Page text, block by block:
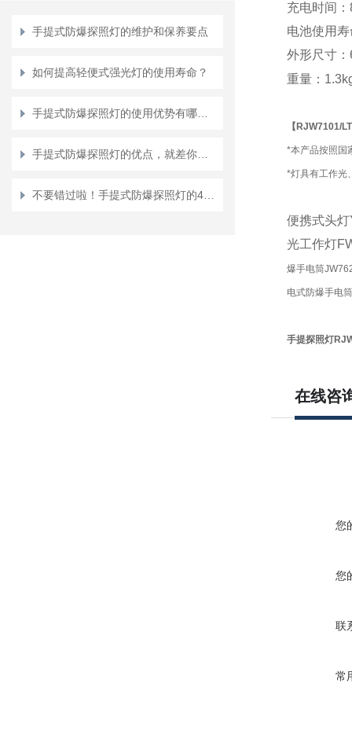
手提式防爆探照灯的维护和保养要点
如何提高轻便式强光灯的使用寿命？
充电时间：
电池使用
外形尺寸：
重量：
【 RJW7101/LT
*本产品按照国
*灯具有工作光
便携式头灯
光工作灯
爆手电筒
电式防爆手电
手提探照灯
在线咨
您
您
联
常